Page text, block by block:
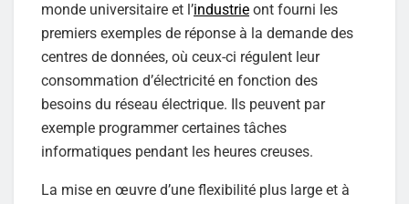
monde universitaire et l’industrie ont fourni les
premiers exemples de réponse à la demande des
centres de données, où ceux-ci régulent leur
consommation d’électricité en fonction des
besoins du réseau électrique. Ils peuvent par
exemple programmer certaines tâches
informatiques pendant les heures creuses.
La mise en œuvre d’une flexibilité plus large et à